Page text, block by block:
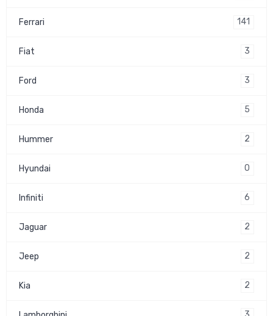
Ferrari 141
Fiat 3
Ford 3
Honda 5
Hummer 2
Hyundai 0
Infiniti 6
Jaguar 2
Jeep 2
Kia 2